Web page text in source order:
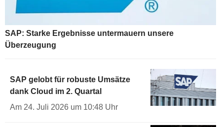
SAP: Starke Ergebnisse untermauern unsere
Überzeugung
SAP gelobt für robuste Umsätze
dank Cloud im 2. Quartal
Am 24. Juli 2026 um 10:48 Uhr